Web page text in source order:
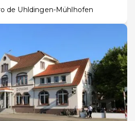
de Uhldingen-Mühlhofen